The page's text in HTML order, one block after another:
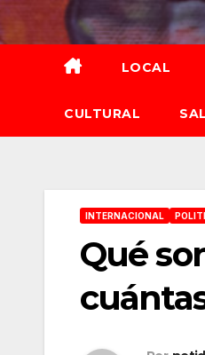
al
contenido
LOCAL
CULTURAL
INTERNACIONAL
Qué